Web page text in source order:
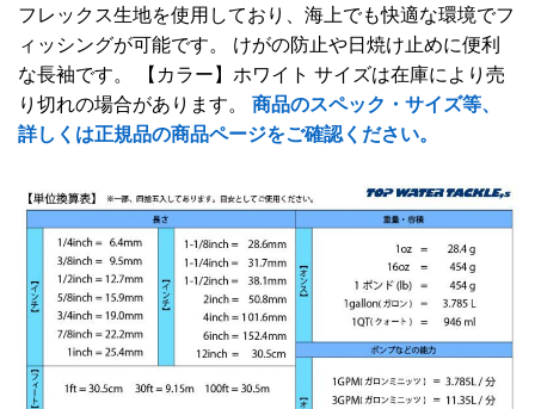
フレックス生地を使用しており、海上でも快適な環境でフ
ィッシングが可能です。 けがの防止や日焼け止めに便利
な長袖です。 【カラー】ホワイト サイズは在庫により売
り切れの場合があります。 商品のスペック・サイズ等、
詳しくは正規品の商品ページをご確認ください。